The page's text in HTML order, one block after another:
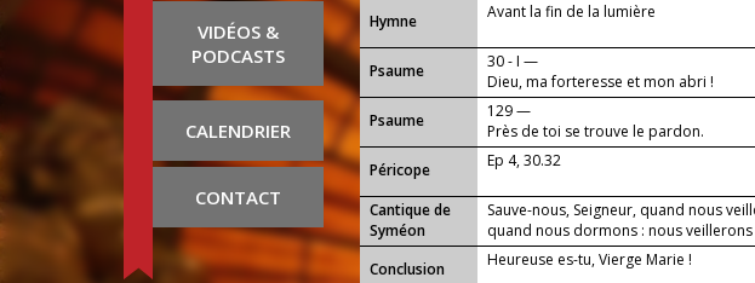
VIDÉOS &
PODCASTS
CALENDRIER
CONTACT
...
Hymne Avant la fin de la lumière
Psaume
30 - I —
Dieu, ma forteresse et mon abri !
Psaume
129 —
Près de toi se trouve le pardon.
Péricope
Ep 4, 30.32
Cantique de
Syméon
Sauve-nous, Seigneur, quand nous
quand nous dormons : nous veillerons
Conclusion
Heureuse es-tu, Vierge Marie !